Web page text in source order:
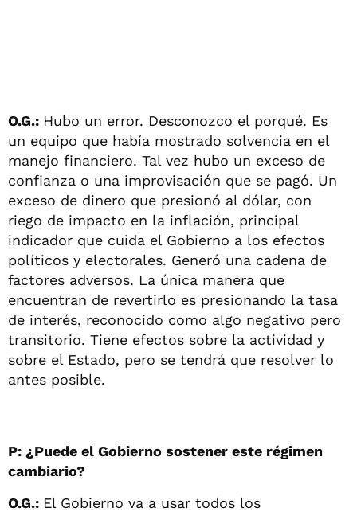
O.G.: Hubo un error. Desconozco el porqué. Es
un equipo que había mostrado solvencia en el
manejo financiero. Tal vez hubo un exceso de
confianza o una improvisación que se pagó. Un
exceso de dinero que presionó al dólar, con
riego de impacto en la inflación, principal
indicador que cuida el Gobierno a los efectos
políticos y electorales. Generó una cadena de
factores adversos. La única manera que
encuentran de revertirlo es presionando la tasa
de interés, reconocido como algo negativo pero
transitorio. Tiene efectos sobre la actividad y
sobre el Estado, pero se tendrá que resolver lo
antes posible.
P: ¿Puede el Gobierno sostener este régimen
cambiario?
O.G.: El Gobierno va a usar todos los